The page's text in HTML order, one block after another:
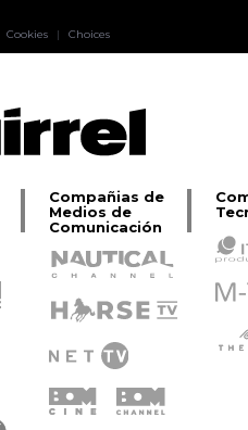
Cookies | Choices
Compañias de
Medios de
Comunicación